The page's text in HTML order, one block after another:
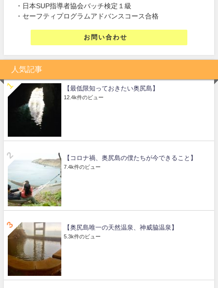
・日本SUP指導者協会バッチ検定１級
・セーフティプログラムアドバンスコース合格
お問い合わせ
人気記事
【最低限知っておきたい奥尻島】
12.4k件のビュー
【コロナ禍、奥尻島の僕たちが今できること】
7.4k件のビュー
【奥尻島唯一の天然温泉、神威脇温泉】
5.3k件のビュー